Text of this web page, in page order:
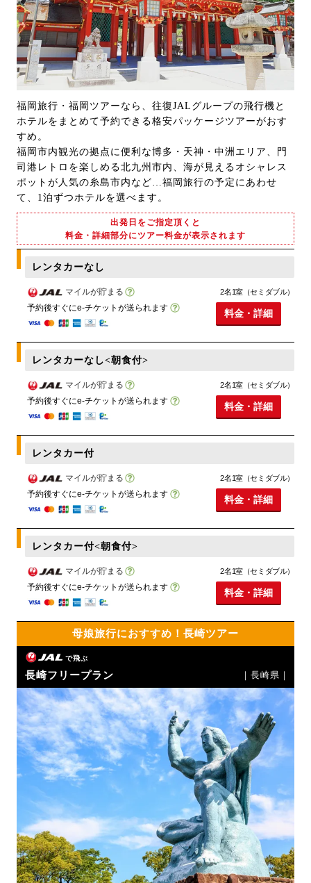
福岡旅行・福岡ツアーなら、往復JALグループの飛行機と
ホテルをまとめて予約できる格安パッケージツアーがおす
すめ。
福岡市内観光の拠点に便利な博多・天神・中洲エリア、門
司港レトロを楽しめる北九州市内、海が見えるオシャレス
ポットが人気の糸島市内など…福岡旅行の予定にあわせ
て、1泊ずつホテルを選べます。
出発日をご指定頂くと
料金・詳細部分にツアー料金が表示されます
レンタカーなし
マイルが貯まる
予約後すぐにe-チケットが送られます
2名1室（セミダブル）
料金・詳細
レンタカーなし<朝食付>
マイルが貯まる
予約後すぐにe-チケットが送られます
2名1室（セミダブル）
料金・詳細
レンタカー付
マイルが貯まる
予約後すぐにe-チケットが送られます
2名1室（セミダブル）
料金・詳細
レンタカー付<朝食付>
マイルが貯まる
予約後すぐにe-チケットが送られます
2名1室（セミダブル）
料金・詳細
母娘旅行におすすめ！長崎ツアー
で飛ぶ
長崎フリープラン ｜長崎県｜